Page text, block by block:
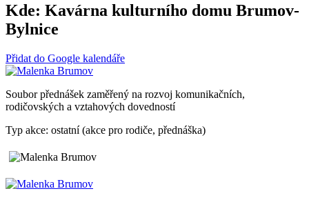
Kde: Kavárna kulturního domu Brumov-
Bylnice
Přidat do Google kalendáře
Soubor přednášek zaměřený na rozvoj komunikačních,
rodičovských a vztahových dovedností
Typ akce: ostatní (akce pro rodiče, přednáška)